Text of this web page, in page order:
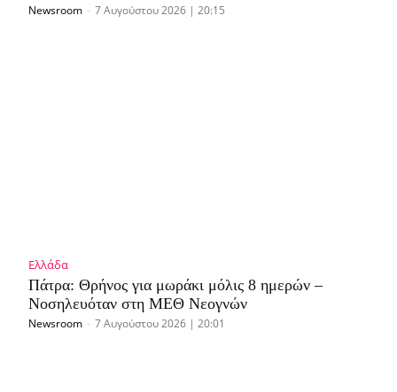
Newsroom - 7 Αυγούστου 2026 | 20:15
Ελλάδα
Πάτρα: Θρήνος για μωράκι μόλις 8 ημερών –
Νοσηλευόταν στη ΜΕΘ Νεογνών
Newsroom - 7 Αυγούστου 2026 | 20:01